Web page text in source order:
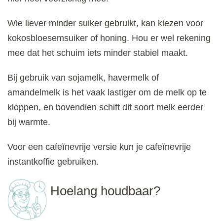
Wie liever minder suiker gebruikt, kan kiezen voor
kokosbloesemsuiker of honing. Hou er wel rekening
mee dat het schuim iets minder stabiel maakt.
Bij gebruik van sojamelk, havermelk of
amandelmelk is het vaak lastiger om de melk op te
kloppen, en bovendien schift dit soort melk eerder
bij warmte.
Voor een cafeïnevrije versie kun je cafeïnevrije
instantkoffie gebruiken.
Hoelang houdbaar?